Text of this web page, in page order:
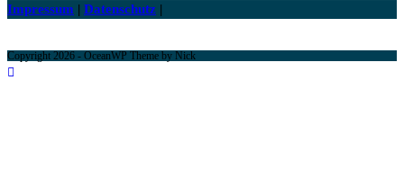
Impressum | Datenschutz |
Copyright 2026 - OceanWP Theme by Nick